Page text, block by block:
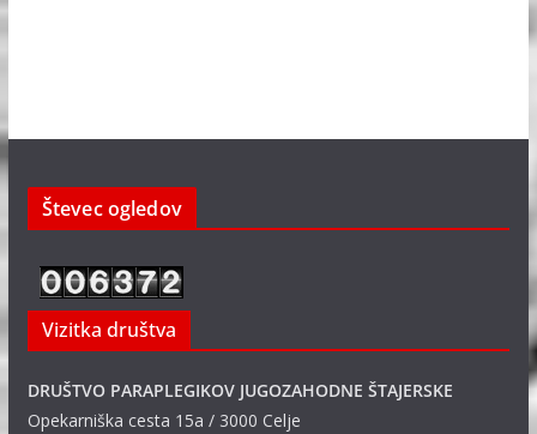
Števec ogledov
Vizitka društva
DRUŠTVO PARAPLEGIKOV JUGOZAHODNE ŠTAJERSKE
Opekarniška cesta 15a / 3000 Celje